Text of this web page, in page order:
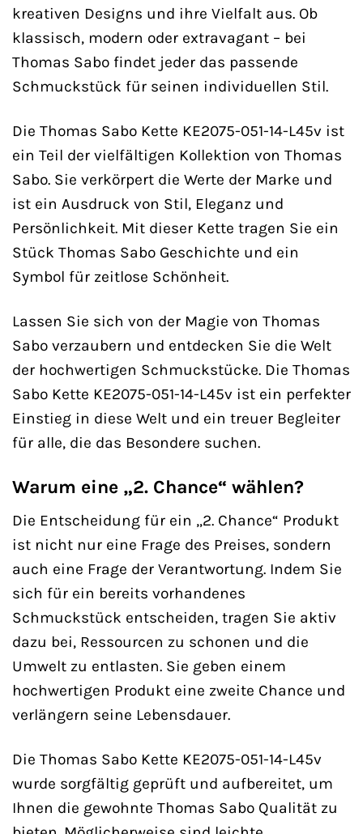
kreativen Designs und ihre Vielfalt aus. Ob
klassisch, modern oder extravagant – bei
Thomas Sabo findet jeder das passende
Schmuckstück für seinen individuellen Stil.
Die Thomas Sabo Kette KE2075-051-14-L45v ist
ein Teil der vielfältigen Kollektion von Thomas
Sabo. Sie verkörpert die Werte der Marke und
ist ein Ausdruck von Stil, Eleganz und
Persönlichkeit. Mit dieser Kette tragen Sie ein
Stück Thomas Sabo Geschichte und ein
Symbol für zeitlose Schönheit.
Lassen Sie sich von der Magie von Thomas
Sabo verzaubern und entdecken Sie die Welt
der hochwertigen Schmuckstücke. Die Thomas
Sabo Kette KE2075-051-14-L45v ist ein perfekter
Einstieg in diese Welt und ein treuer Begleiter
für alle, die das Besondere suchen.
Warum eine „2. Chance“ wählen?
Die Entscheidung für ein „2. Chance“ Produkt
ist nicht nur eine Frage des Preises, sondern
auch eine Frage der Verantwortung. Indem Sie
sich für ein bereits vorhandenes
Schmuckstück entscheiden, tragen Sie aktiv
dazu bei, Ressourcen zu schonen und die
Umwelt zu entlasten. Sie geben einem
hochwertigen Produkt eine zweite Chance und
verlängern seine Lebensdauer.
Die Thomas Sabo Kette KE2075-051-14-L45v
wurde sorgfältig geprüft und aufbereitet, um
Ihnen die gewohnte Thomas Sabo Qualität zu